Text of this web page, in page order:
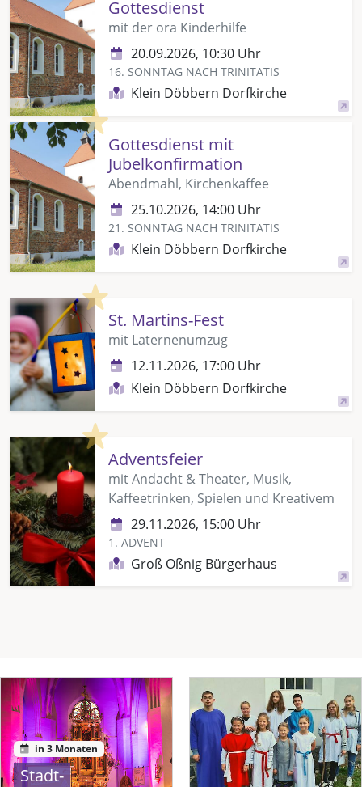
Gottesdienst
mit der ora Kinderhilfe
20.09.2026, 10:30 Uhr
16. SONNTAG NACH TRINITATIS
Klein Döbbern Dorfkirche
Highlight
Gottesdienst mit
Jubelkonfirmation
Abendmahl, Kirchenkaffee
25.10.2026, 14:00 Uhr
21. SONNTAG NACH TRINITATIS
Klein Döbbern Dorfkirche
Highlight
St. Martins-Fest
mit Laternenumzug
12.11.2026, 17:00 Uhr
Klein Döbbern Dorfkirche
Highlight
Adventsfeier
mit Andacht & Theater, Musik,
Kaffeetrinken, Spielen und Kreativem
29.11.2026, 15:00 Uhr
1. ADVENT
Groß Oßnig Bürgerhaus
in 3 Monaten
Stadt-